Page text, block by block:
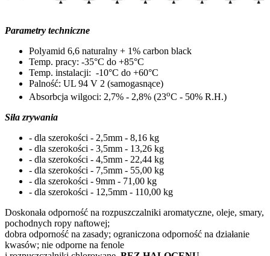
Parametry techniczne
Polyamid 6,6 naturalny + 1% carbon black
Temp. pracy: -35°C do +85°C
Temp. instalacji: -10°C do +60°C
Palność: UL 94 V 2 (samogasnące)
Absorbcja wilgoci: 2,7% - 2,8% (23oC - 50% R.H.)
Siła zrywania
- dla szerokości - 2,5mm - 8,16 kg
- dla szerokości - 3,5mm - 13,26 kg
- dla szerokości - 4,5mm - 22,44 kg
- dla szerokości - 7,5mm - 55,00 kg
- dla szerokości - 9mm - 71,00 kg
- dla szerokości - 12,5mm - 110,00 kg
Doskonała odporność na rozpuszczalniki aromatyczne, oleje, smary,
pochodnych ropy naftowej;
dobra odporność na zasady; ograniczona odporność na działanie
kwasów; nie odporne na fenole